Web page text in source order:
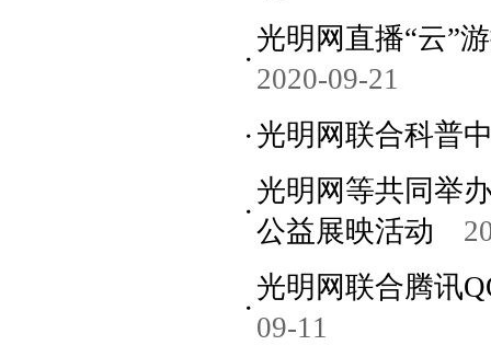
光明网直播“云”
2020-09-21
光明网联合科普
光明网等共同举
公益展映活动
光明网联合腾讯
09-11